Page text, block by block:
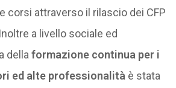
corsi attraverso il rilascio dei CFP
a livello sociale ed
dellaformazione continua per i
ed alte professionalitàè stata